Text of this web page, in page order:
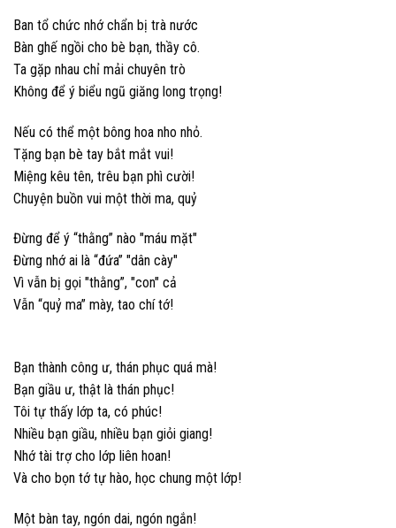
Ban tổ chức nhớ chẩn bị trà nước
Bàn ghế ngồi cho bè bạn, thầy cô.
Ta gặp nhau chỉ mải chuyên trò
Không để ý biểu ngũ giăng long trọng!
Nếu có thể một bông hoa nho nhỏ.
Tặng bạn bè tay bắt mắt vui!
Miệng kêu tên, trêu bạn phì cười!
Chuyện buồn vui một thời ma, quỷ
Đừng để ý “thằng” nào "máu mặt"
Đừng nhớ ai là “đứa” "dân cày"
Vì vẫn bị gọi "thằng”, "con" cả
Vẫn “quỷ ma” mày, tao chí tớ!
Bạn thành công ư, thán phục quá mà!
Bạn giầu ư, thật là thán phục!
Tôi tự thấy lớp ta, có phúc!
Nhiều bạn giầu, nhiều bạn giỏi giang!
Nhớ tài trợ cho lớp liên hoan!
Và cho bọn tớ tự hào, học chung một lớp!
Một bàn tay, ngón dai, ngón ngắn!